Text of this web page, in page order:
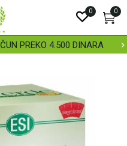
PREKO 4.500 DINARA
0
0